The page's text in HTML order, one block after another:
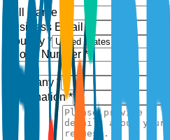
Full Name *
Business Email *
Country *
Phone Number *
Company *
Designation *